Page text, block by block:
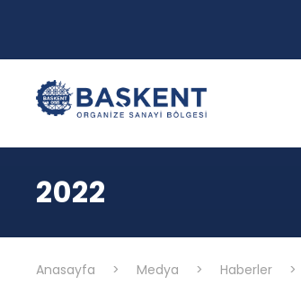
2022
Anasayfa > Medya > Haberler >